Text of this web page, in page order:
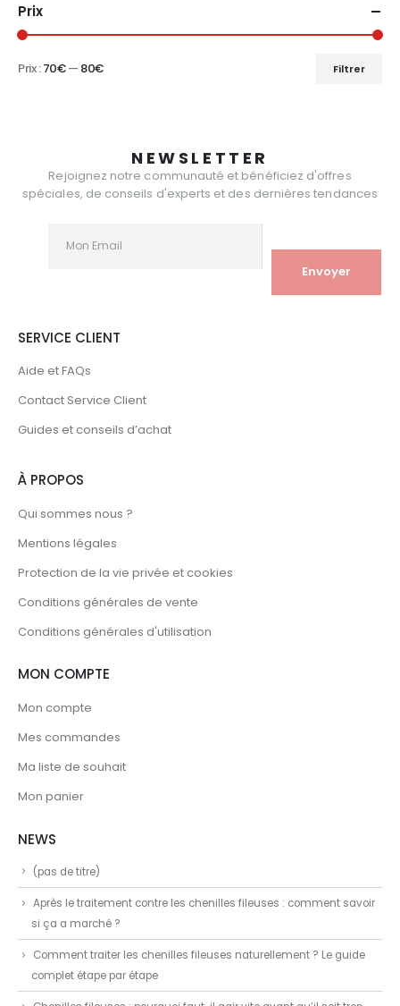
Prix
Filtrer
Prix :70€— 80€
NEWSLETTER
Rejoignez notre communauté et bénéficiez d'offres
spéciales, de conseils d'experts et des dernières tendances
SERVICE CLIENT
Aide et FAQs
Contact Service Client
Guides et conseils d’achat
À PROPOS
Qui sommes nous ?
Mentions légales
Protection de la vie privée et cookies
Conditions générales de vente
Conditions générales d'utilisation
MON COMPTE
Mon compte
Mes commandes
Ma liste de souhait
Mon panier
NEWS
(pas de titre)
Après le traitement contre les chenilles fileuses : comment savoir
si ça a marché ?
Comment traiter les chenilles fileuses naturellement ? Le guide
complet étape par étape